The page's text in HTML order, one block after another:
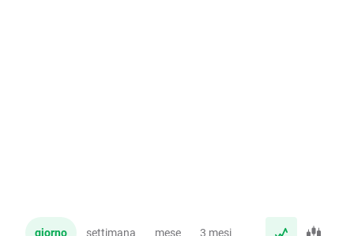
giorno settimana mese 3 mesi anno